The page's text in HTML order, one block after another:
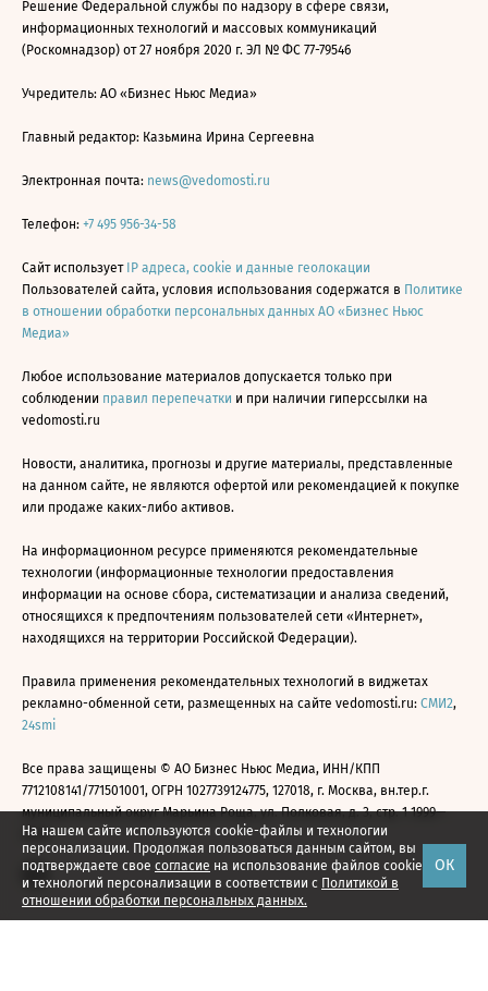
На нашем сайте используются cookie-файлы и технологии
персонализации. Продолжая пользоваться данным сайтом, вы
подтверждаете свое согласие на использование файлов cookie
и технологий персонализации в соответствии с Политикой в
отношении обработки персональных данных.
ОК
Решение Федеральной службы по надзору в сфере связи,
информационных технологий и массовых коммуникаций
(Роскомнадзор) от 27 ноября 2020 г. ЭЛ № ФС 77-79546
Учредитель: АО «Бизнес Ньюс Медиа»
Главный редактор: Казьмина Ирина Сергеевна
Электронная почта: news@vedomosti.ru
Телефон: +7 495 956-34-58
Сайт использует IP адреса, cookie и данные геолокации
Пользователей сайта, условия использования содержатся в Политике
в отношении обработки персональных данных АО «Бизнес Ньюс
Медиа»
Любое использование материалов допускается только при
соблюдении правил перепечатки и при наличии гиперссылки на
vedomosti.ru
Новости, аналитика, прогнозы и другие материалы, представленные
на данном сайте, не являются офертой или рекомендацией к покупке
или продаже каких-либо активов.
На информационном ресурсе применяются рекомендательные
технологии (информационные технологии предоставления
информации на основе сбора, систематизации и анализа сведений,
относящихся к предпочтениям пользователей сети «Интернет»,
находящихся на территории Российской Федерации).
Правила применения рекомендательных технологий в виджетах
рекламно-обменной сети, размещенных на сайте vedomosti.ru: СМИ2,
24smi
Все права защищены © АО Бизнес Ньюс Медиа, ИНН/КПП
7712108141/771501001, ОГРН 1027739124775, 127018, г. Москва, вн.тер.г.
муниципальный округ Марьина Роща, ул. Полковая, д. 3, стр. 1 1999—
2026